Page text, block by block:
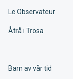
Le Observateur
Åtrå i Trosa
Barn av vår tid